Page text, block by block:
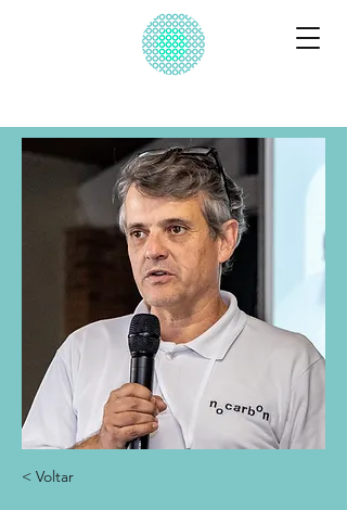
Natureza & Clima
< Voltar